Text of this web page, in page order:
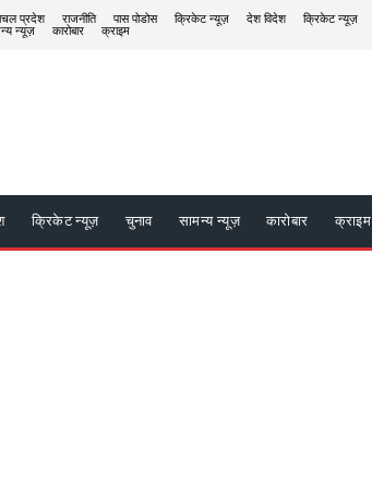
प्रदेश राजनीति पास पोडोस क्रिकेट न्यूज़ देश विदेश क्रिकेट न्यूज़
न्यूज़
कारोबार क्राइम
क्रिकेट न्यूज़ चुनाव सामन्य न्यूज़ कारोबार क्राइम